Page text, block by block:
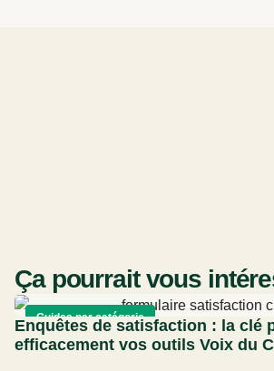
Ça pourrait vous
Guides par catégorie
Enquêtes de satisfaction : la clé
efficacement vos outils Voix du